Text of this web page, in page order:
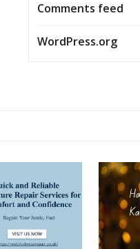
Comments feed
WordPress.org